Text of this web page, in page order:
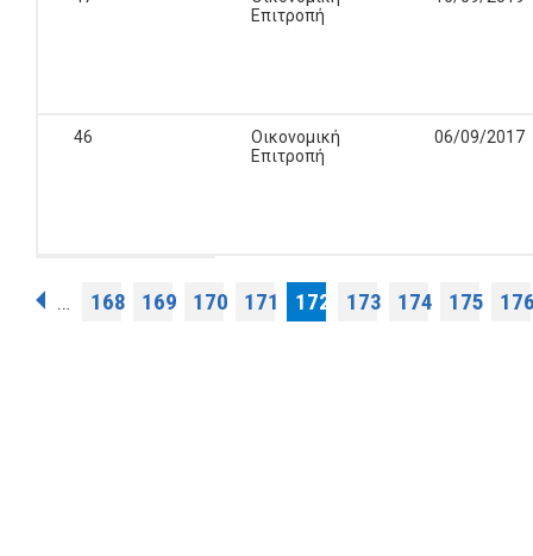
Επιτροπή
46
Οικονομική
Επιτροπή
06/09/2017
Σελίδες
… 168 169 170 171 172 173 174 175